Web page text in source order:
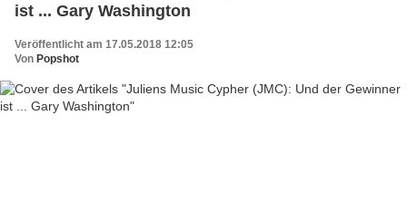
ist ... Gary Washington
Veröffentlicht am 17.05.2018 12:05
Von Popshot